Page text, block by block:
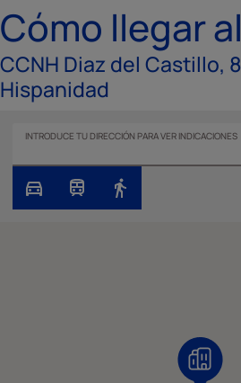
Cómo llegar
CCNH Diaz del Castillo,
Hispanidad
INTRODUCE TU DIRECCIÓN PARA VER INDICACIONES